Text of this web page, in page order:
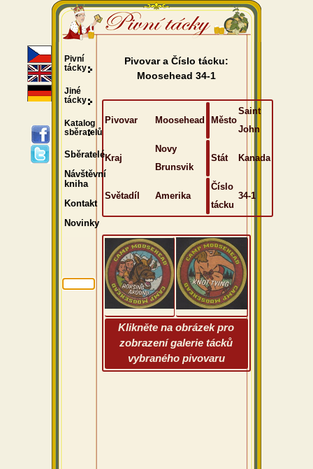
Pivovar a Číslo tácku:
Moosehead 34-1
Pivovar Moosehead Město
Saint
John
Kraj
Novy
Brunsvik
Stát Kanada
Světadíl Amerika
Číslo
tácku
34-1
Klikněte na obrázek pro
zobrazení galerie tácků
vybraného pivovaru
Pivní
tácky
Jiné
tácky
Katalog
sběratelů
Sběratelé
Návštěvní
kniha
Kontakt
Novinky